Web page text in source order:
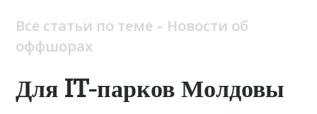
Все статьи по теме – Новости об
оффшорах
Для IT-парков Молдовы